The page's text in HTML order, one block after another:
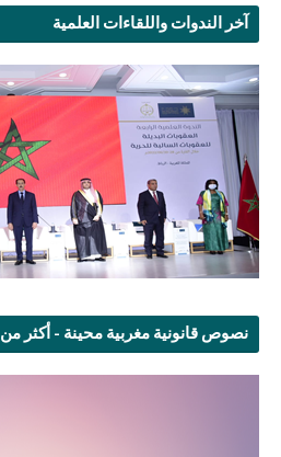
آخر الندوات واللقاءات العلمية
نصوص قانونية مغربية محينة - أكثر من 150 نص قانوني